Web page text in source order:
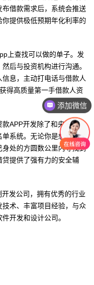
借款需求后，系统会推送
提供极低预期年化利率的
上查找可以做的单子。发
后与投资机构进行沟通。
息，主动打电话与借款人
得高质量第一手借款人资
APP开发除了和央行征信
系统。无论你是想借钱还
处的方圆数公里内寻找到
提供了强有力的安全辅
开发公司，拥有优秀的行业
术、丰富项目经验，与众
开发和设计公司。
添加微信